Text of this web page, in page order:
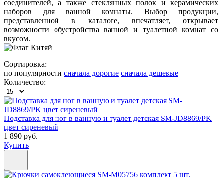
соединителей, а также стеклянных полок и керамических
наборов для ванной комнаты. Выбор продукции,
представленной в каталоге, впечатляет, открывает
возможности обустройства ванной и туалетной комнат со
вкусом.
Сортировка:
по популярности сначала дорогие сначала дешевые
Количество:
Подставка для ног в ванную и туалет детская SM-JD8869/PK
цвет сиреневый
1 890 руб.
Купить